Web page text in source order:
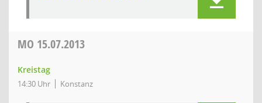
MO 15.07.2013
Kreistag
14:30 Uhr Konstanz